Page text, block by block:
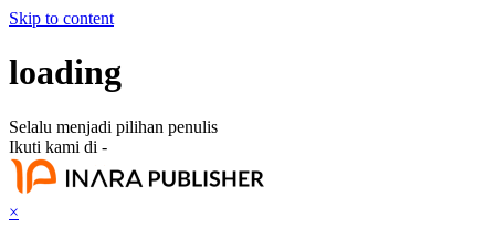
Skip to content
loading
Selalu menjadi pilihan penulis
Ikuti kami di -
×